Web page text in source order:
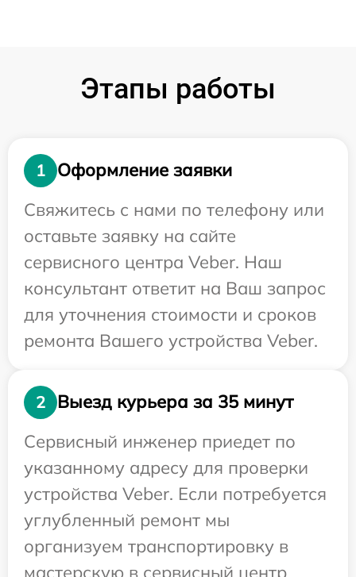
Этапы работы
1
Оформление заявки
Свяжитесь с нами по телефону или
оставьте заявку на сайте
сервисного центра Veber. Наш
консультант ответит на Ваш запрос
для уточнения стоимости и сроков
ремонта Вашего устройства Veber.
2
Выезд курьера за 35 минут
Сервисный инженер приедет по
указанному адресу для проверки
устройства Veber. Если потребуется
углубленный ремонт мы
организуем транспортировку в
мастерскую в сервисный центр